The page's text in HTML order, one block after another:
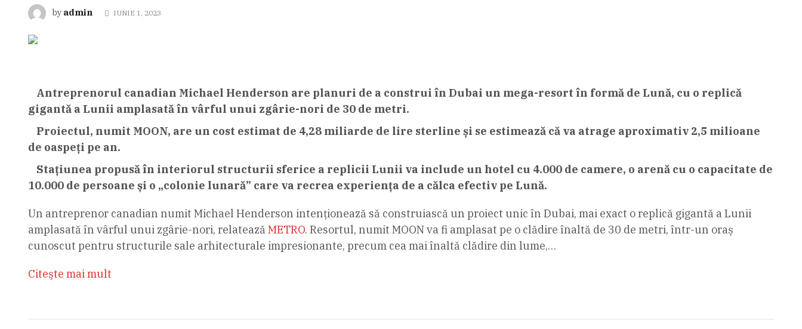
by admin IUNIE 1, 2023
Antreprenorul canadian Michael Henderson are planuri de a construi în Dubai un mega-resort în formă de Lună, cu o replică
gigantă a Lunii amplasată în vârful unui zgârie-nori de 30 de metri.
Proiectul, numit MOON, are un cost estimat de 4,28 miliarde de lire sterline și se estimează că va atrage aproximativ 2,5 milioane
de oaspeți pe an.
Stațiunea propusă în interiorul structurii sferice a replicii Lunii va include un hotel cu 4.000 de camere, o arenă cu o capacitate de
10.000 de persoane și o „colonie lunară” care va recrea experiența de a călca efectiv pe Lună.
Un antreprenor canadian numit Michael Henderson intenționează să construiască un proiect unic în Dubai, mai exact o replică gigantă a Lunii
amplasată în vârful unui zgârie-nori, relateazăMETRO. Resortul, numit MOON va fi amplasat pe o clădire înaltă de 30 de metri, într-un oraș
cunoscut pentru structurile sale arhitecturale impresionante, precum cea mai înaltă clădire din lume,…
Citeşte mai mult